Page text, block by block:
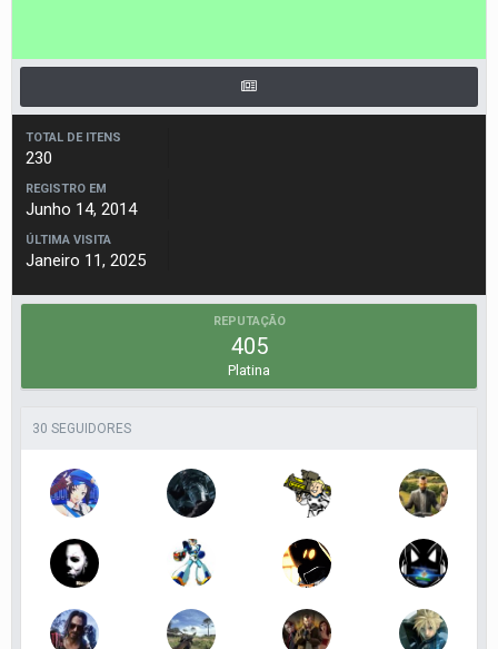
TOTAL DE ITENS
230
REGISTRO EM
Junho 14, 2014
ÚLTIMA VISITA
Janeiro 11, 2025
REPUTAÇÃO
405
Platina
30 SEGUIDORES